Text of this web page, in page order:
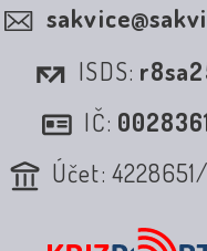
ISDS:
IČ:
Účet: